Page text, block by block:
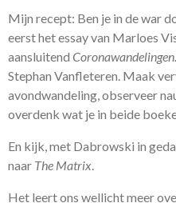
Mijn recept: Ben je in de war
eerst het essay van Marloes
aansluitend
Stephan Vanfleteren. Maak
avondwandeling, observeer
overdenk wat je in beide
En kijk, met Dabrowski in
naar The Matrix
Het leert ons wellicht meer